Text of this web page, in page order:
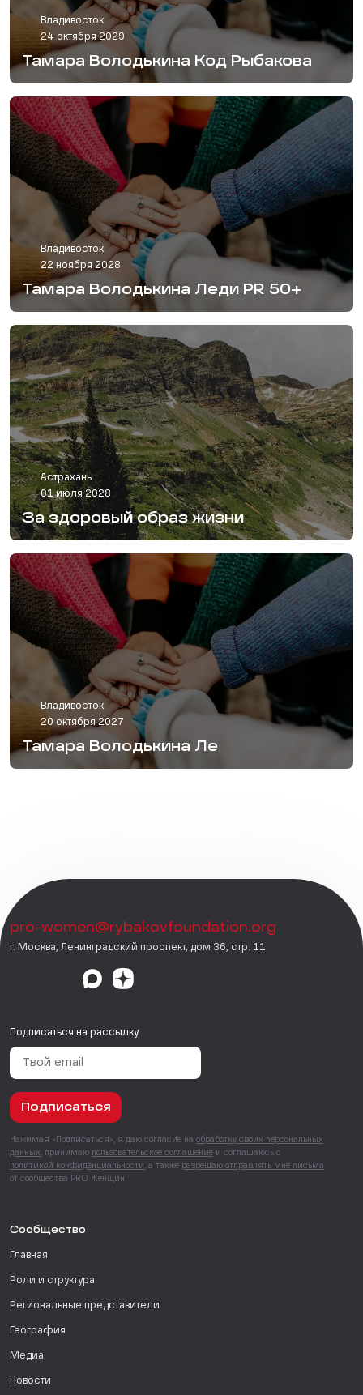
Владивосток
24 октября 2029
Тамара Володькина Код Рыбакова
Владивосток
22 ноября 2028
Тамара Володькина Леди PR 50+
Астрахань
01 июля 2028
За здоровый образ жизни
Владивосток
20 октября 2027
Тамара Володькина Ле
pro-women@rybakovfoundation.org
г. Москва, Ленинградский проспект, дом 36, стр. 11
Подписаться на рассылку
Подписаться
Нажимая «Подписаться», я даю согласие на обработку своих персональных
данных , принимаю пользовательское соглашение и соглашаюсь с
политикой конфиденциальности , а также разрешаю отправлять мне письма
от сообщества PRO Женщин.
Сообщество
Главная
Роли и структура
Региональные представители
География
Медиа
Новости